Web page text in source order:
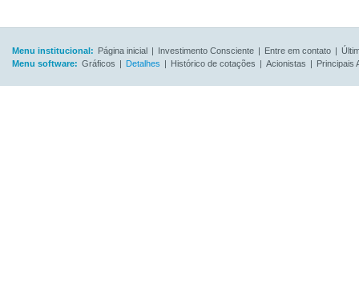
Menu institucional: Página inicial | Investimento Consciente | Entre em contato |
Menu software: Gráficos | Detalhes | Histórico de cotações | Acionistas | Principais